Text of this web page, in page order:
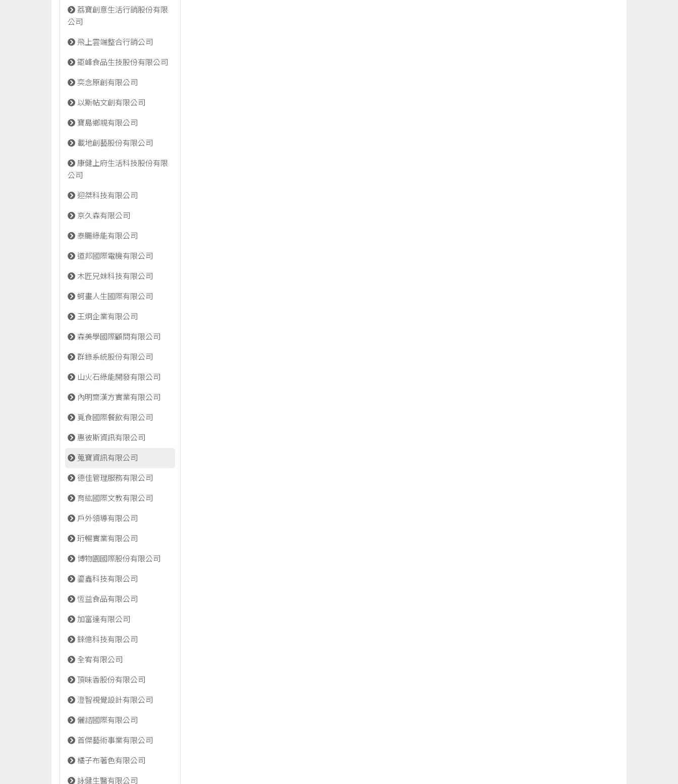
荔寶創意生活行銷股份有限
公司
飛上雲端整合行銷公司
鉅峰食品生技股份有限公司
奕念原創有限公司
以斯帖文創有限公司
寶島鄉親有限公司
載地創藝股份有限公司
康健上府生活科技股份有限
公司
迎桀科技有限公司
京久森有限公司
泰颺綠能有限公司
道邦國際電機有限公司
木匠兄妹科技有限公司
蚵畫人生國際有限公司
王炯企業有限公司
森美學國際顧問有限公司
群錄系統股份有限公司
山火石綠能開發有限公司
內明齋漢方實業有限公司
覓食國際餐飲有限公司
惠彼斯資訊有限公司
蒐寶資訊有限公司
德佳管理服務有限公司
育紘國際文教有限公司
戶外領導有限公司
珩暢實業有限公司
博物園國際股份有限公司
鎏鑫科技有限公司
恆益食品有限公司
加富達有限公司
錸億科技有限公司
全宥有限公司
頂味香股份有限公司
澄智視覺設計有限公司
儷諮國際有限公司
首傑藝術事業有限公司
橘子布著色有限公司
詠健生醫有限公司